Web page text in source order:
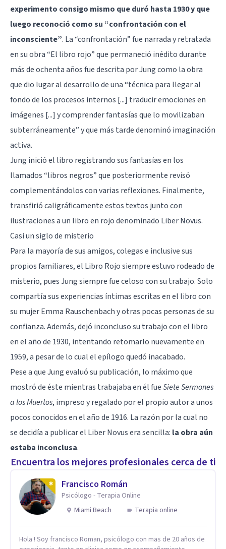
experimento consigo mismo que duró hasta 1930 y que
luego reconoció como su “confrontación con el
inconsciente”. La “confrontación” fue narrada y retratada
en su obra “El libro rojo” que permaneció inédito durante
más de ochenta años fue descrita por Jung como la obra
que dio lugar al desarrollo de una “técnica para llegar al
fondo de los procesos internos [...] traducir emociones en
imágenes [...] y comprender fantasías que lo movilizaban
subterráneamente” y que más tarde denominó imaginación
activa.
Jung inició el libro registrando sus fantasías en los
llamados “libros negros” que posteriormente revisó
complementándolos con varias reflexiones. Finalmente,
transfirió caligráficamente estos textos junto con
ilustraciones a un libro en rojo denominado Liber Novus.
Casi un siglo de misterio
Para la mayoría de sus amigos, colegas e inclusive sus
propios familiares, el Libro Rojo siempre estuvo rodeado de
misterio, pues Jung siempre fue celoso con su trabajo. Solo
compartía sus experiencias íntimas escritas en el libro con
su mujer Emma Rauschenbach y otras pocas personas de su
confianza. Además, dejó inconcluso su trabajo con el libro
en el año de 1930, intentando retomarlo nuevamente en
1959, a pesar de lo cual el epílogo quedó inacabado.
Pese a que Jung evaluó su publicación, lo máximo que
mostró de éste mientras trabajaba en él fueSiete Sermones
a los Muertos, impreso y regalado por el propio autor a unos
pocos conocidos en el año de 1916. La razón por la cual no
se decidía a publicar el Liber Novus era sencilla: la obra aún
estaba inconclusa.
Encuentra los mejores profesionales cerca de ti
Francisco Román
Psicólogo - Terapia Online
Miami Beach
Terapia online
Hola ! Soy francisco Roman, psicólogo con mas de 20 años de